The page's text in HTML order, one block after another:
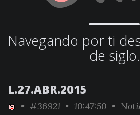
Navegando por ti
de siglo.
L.27.ABR.2015
• #36921 • 10:47:50 •